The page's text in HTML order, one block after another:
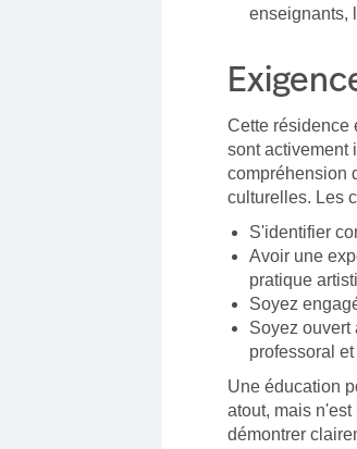
enseignants,
Cette résidence
sont activement
compréhension
culturelles. Les
S'identifier
Avoir une
pratique
Soyez
Soyez ouvert
professoral
Une éducation
atout, mais
démontrer